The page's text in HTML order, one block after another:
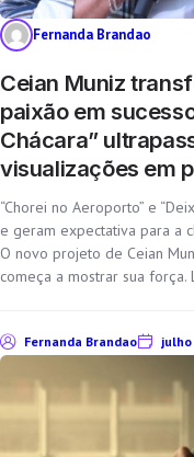
Fernanda Brandao
Ceian Muniz
paixão em
Chácara”
visualizações em
“Chorei no Aeroporto” e
e geram expectativa para a
O novo projeto de Ceian
começa a mostrar sua força.
Fernanda Brandao julho